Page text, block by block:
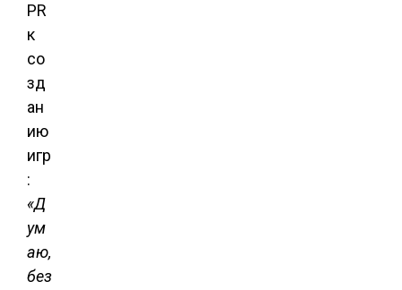
PR
к
со
зд
ан
ию
игр
:
«Д
ум
аю,
без